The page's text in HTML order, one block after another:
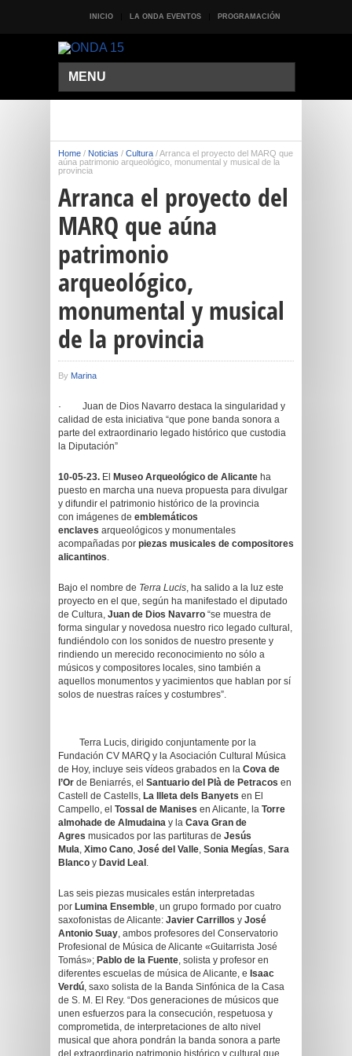
INICIO LA ONDA EVENTOS PROGRAMACIÓN
MENU
Home / Noticias / Cultura /Arranca el proyecto del MARQ que
aúna patrimonio arqueológico, monumental y musical de la
provincia
Arranca el proyecto del
MARQ que aúna
patrimonio
arqueológico,
monumental y musical
de la provincia
By Marina
· Juan de Dios Navarro destaca la singularidad y
calidad de esta iniciativa “que pone banda sonora a
parte del extraordinario legado histórico que custodia
la Diputación”
10-05-23. El Museo Arqueológico de Alicante ha
puesto en marcha una nueva propuesta para divulgar
y difundir el patrimonio histórico de la provincia
con imágenes de emblemáticos
enclaves arqueológicos y monumentales
acompañadas por piezas musicales de compositores
alicantinos.
Bajo el nombre de Terra Lucis, ha salido a la luz este
proyecto en el que, según ha manifestado el diputado
de Cultura, Juan de Dios Navarro “se muestra de
forma singular y novedosa nuestro rico legado cultural,
fundiéndolo con los sonidos de nuestro presente y
rindiendo un merecido reconocimiento no sólo a
músicos y compositores locales, sino también a
aquellos monumentos y yacimientos que hablan por sí
solos de nuestras raíces y costumbres”.
Terra Lucis, dirigido conjuntamente por la
Fundación CV MARQ y la Asociación Cultural Música
de Hoy, incluye seis vídeos grabados en la Cova de
l’Or de Beniarrés, el Santuario del Plà de Petracos en
Castell de Castells, La Illeta dels Banyets en El
Campello, el Tossal de Manises en Alicante, la Torre
almohade de Almudaina y la Cava Gran de
Agres musicados por las partituras de Jesús
Mula, Ximo Cano, José del Valle, Sonia Megías, Sara
Blanco y David Leal .
Las seis piezas musicales están interpretadas
por Lumina Ensemble, un grupo formado por cuatro
saxofonistas de Alicante: Javier Carrillos y José
Antonio Suay, ambos profesores del Conservatorio
Profesional de Música de Alicante «Guitarrista José
Tomás»; Pablo de la Fuente, solista y profesor en
diferentes escuelas de música de Alicante, e Isaac
Verdú, saxo solista de la Banda Sinfónica de la Casa
de S. M. El Rey. “Dos generaciones de músicos que
unen esfuerzos para la consecución, respetuosa y
comprometida, de interpretaciones de alto nivel
musical que ahora pondrán la banda sonora a parte
del extraordinario patrimonio histórico y cultural que